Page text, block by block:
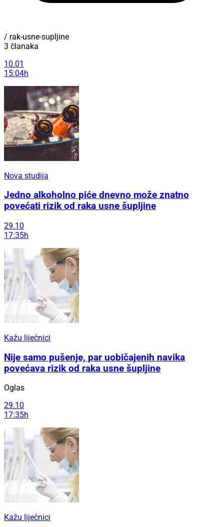
/ rak-usne-supljine
3 članaka
10.01
15:04h
Nova studija
Jedno alkoholno piće dnevno može znatno
povećati rizik od raka usne šupljine
29.10
17:35h
Kažu liječnici
Nije samo pušenje, par uobičajenih navika
povećava rizik od raka usne šupljine
Oglas
29.10
17:35h
Kažu liječnici